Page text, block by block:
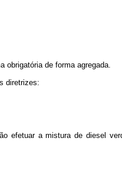
obrigatória de forma agregada.
diretrizes:
efetuar a mistura de diesel